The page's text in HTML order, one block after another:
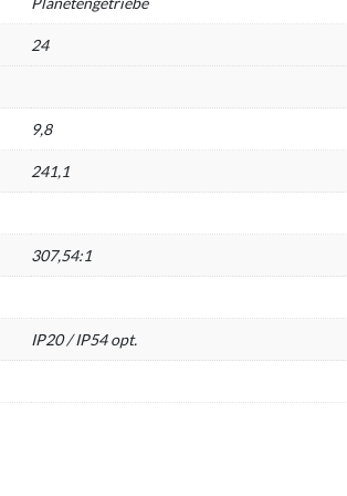
24
9,8
241,1
307,54:1
IP20 / IP54 opt.